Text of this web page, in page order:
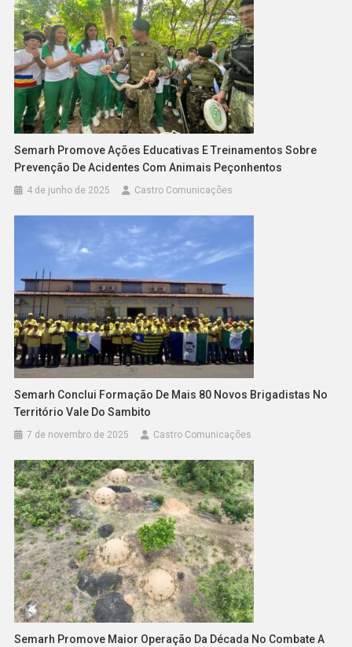
Semarh Promove Ações Educativas E Treinamentos Sobre
Prevenção De Acidentes Com Animais Peçonhentos
4 de junho de 2025 Castro Comunicações
Semarh Conclui Formação De Mais 80 Novos Brigadistas No
Território Vale Do Sambito
7 de novembro de 2025 Castro Comunicações
Semarh Promove Maior Operação Da Década No Combate A